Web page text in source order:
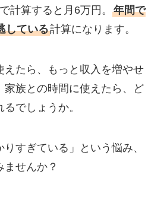
計算すると月6万円。 年間で
している計算になります。
えたら、もっと収入を増やせ
家族との時間に使えたら、ど
でしょうか。
りすぎている」という悩み、
せんか？